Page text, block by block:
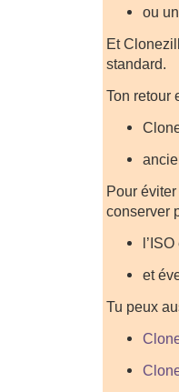
ou
Et
standard.
Ton retour
Pour
conserver
et
Tu peux